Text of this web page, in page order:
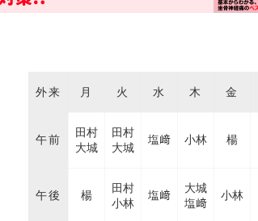
外来 月 火 水 木 金
午前
田村
大城
田村
大城
塩﨑 小林 楊
午後 楊
田村
小林
塩﨑
大城
塩﨑
小林